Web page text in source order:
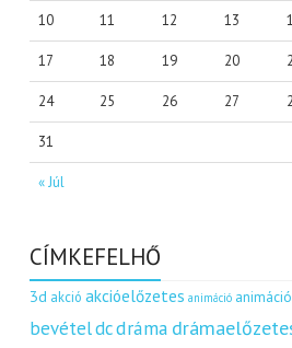
« Júl
10 11 12 13
17 18 19 20
24 25 26 27
31
CÍMKEFELHŐ
3d akció akcióelőzetes animáció
bevételdcdráma